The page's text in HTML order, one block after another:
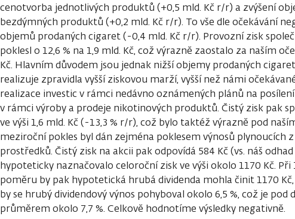
cenotvorba jednotlivých produktů (+0,5 mld. Kč r/r) a zvýšení
bezdýmných produktů (+0,2 mld. Kč r/r). To vše dle očekávání
objemů prodaných cigaret (-0,4 mld. Kč r/r). Provozní zisk
poklesl o 12,6 % na 1,9 mld. Kč, což výrazně zaostalo za naším
Kč. Hlavním důvodem jsou jednak nižší objemy prodaných
realizuje zpravidla vyšší ziskovou marží, vyšší než námi
realizace investic v rámci nedávno oznámených plánů na
v rámci výroby a prodeje nikotinových produktů. Čistý zisk pak
ve výši 1,6 mld. Kč (-13,3 % r/r), což bylo taktéž výrazně pod
meziroční pokles byl dán zejména poklesem výnosů plynoucích
prostředků. Čistý zisk na akcii pak odpovídá 584 Kč (vs. náš odhad
hypoteticky naznačovalo celoroční zisk ve výši okolo 1170 Kč.
poměru by pak hypotetická hrubá dividenda mohla činit 1170
by se hrubý dividendový výnos pohyboval okolo 6,5 %, což je pod
průměrem okolo 7,7 %. Celkově hodnotíme výsledky negativně.